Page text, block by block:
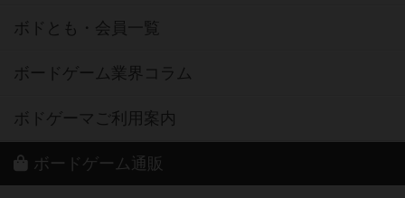
ボドとも・会員一覧
ボードゲーム業界コラム
ボドゲーマご利用案内
ボードゲーム通販